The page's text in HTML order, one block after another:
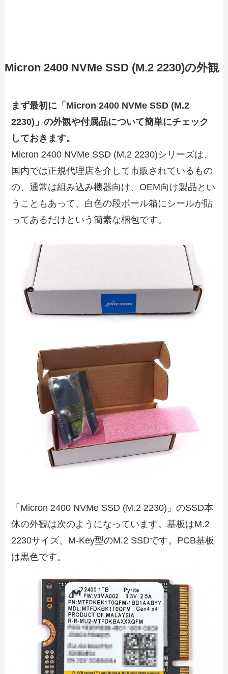
Micron 2400 NVMe SSD (M.2 2230)の外観
まず最初に「Micron 2400 NVMe SSD (M.2
2230)」の外観や付属品について簡単にチェック
しておきます。
Micron 2400 NVMe SSD (M.2 2230)シリーズは、
国内では正規代理店を介して市販されているもの
の、通常は組み込み機器向け、OEM向け製品とい
うこともあって、白色の段ボール箱にシールが貼
ってあるだけという簡素な梱包です。
「Micron 2400 NVMe SSD (M.2 2230)」のSSD本
体の外観は次のようになっています。基板はM.2
2230サイズ、M-Key型のM.2 SSDです。PCB基板
は黒色です。